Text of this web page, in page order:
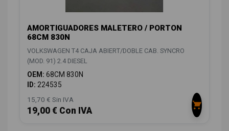
AMORTIGUADORES MALETERO / PORTON
68CM 830N
VOLKSWAGEN T4 CAJA ABIERT/DOBLE CAB. SYNCRO
(MOD. 91) 2.4 DIESEL
OEM: 68CM 830N
ID: 224535
15,70 € Sin IVA
19,00 € Con IVA